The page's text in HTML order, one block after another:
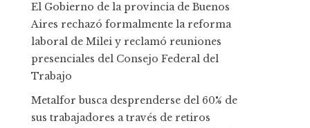
El Gobierno de la provincia de Buenos
Aires rechazó formalmente la reforma
laboral de Milei y reclamó reuniones
presenciales del Consejo Federal del
Trabajo
Metalfor busca desprenderse del 60% de
sus trabajadores a través de retiros